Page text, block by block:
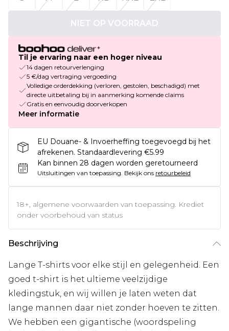
NIET OP VOORRAAD
Til je ervaring naar een hoger niveau
14 dagen retourverlenging
5 €/dag vertraging vergoeding
Volledige orderdekking (verloren, gestolen, beschadigd) met
directe uitbetaling bij in aanmerking komende claims
Gratis en eenvoudig doorverkopen
Meer informatie
EU Douane- & Invoerheffing toegevoegd bij het
afrekenen. Standaardlevering €5.99
Kan binnen 28 dagen worden geretourneerd
Uitsluitingen van toepassing. Bekijk ons retourbeleid
18+, algemene voorwaarden van toepassing. Krediet
onder voorbehoud van status
Beschrijving
Lange T-shirts voor elke stijl en gelegenheid. Een
goed t-shirt is het ultieme veelzijdige
kledingstuk, en wij willen je laten weten dat
lange mannen daar niet zonder hoeven te zitten.
We hebben een gigantische (woordspeling